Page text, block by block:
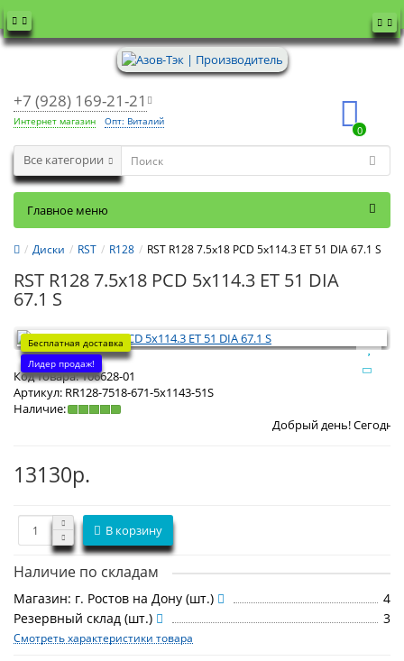
+7 (928) 169-21-21
Интернет магазин Опт: Виталий
0
Все категории
Главное меню
Диски RST R128 RST R128 7.5x18 PCD 5x114.3 ET 51 DIA 67.1 S
RST R128 7.5x18 PCD 5x114.3 ET 51 DIA
67.1 S
Бесплатная доставка
Лидер продаж!
Код товара:106628-01
Артикул: RR128-7518-671-5x1143-51S
Наличие:
Добрый день! СегодняВоскресенье
13130р.
В корзину
Наличие по складам
Магазин: г. Ростов на Дону (шт.)
4
Резервный склад (шт.)
3
Смотреть характеристики товара